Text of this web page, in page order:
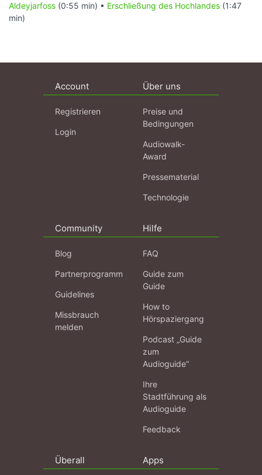
Aldeyjarfoss (0:55 min) • Erschließung des Hochlandes (1:47
min)
Account
Registrieren
Login
Über uns
Preise und
Bedingungen
Audiowalk-
Award
Pressematerial
Technologie
Community
Blog
Partnerprogramm
Guidelines
Missbrauch
melden
Hilfe
FAQ
Guide zum
Guide
How to
Hörspaziergang
Podcast „Guide
zum
Audioguide“
Ihre
Stadtführung als
Audioguide
Feedback
Überall Apps